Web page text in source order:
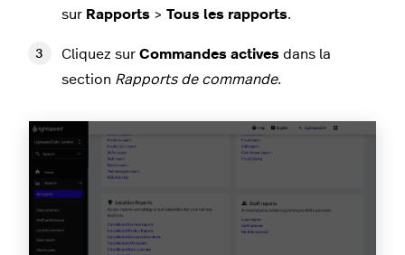
sur Rapports > Tous les rapports.
Cliquez sur Commandes actives dans la
section Rapports de commande.